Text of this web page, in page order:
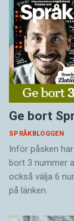
Ge bort
SPRÅKBLOGGEN
Inför påsken
bort 3 nummer
också välja 6
på länken.